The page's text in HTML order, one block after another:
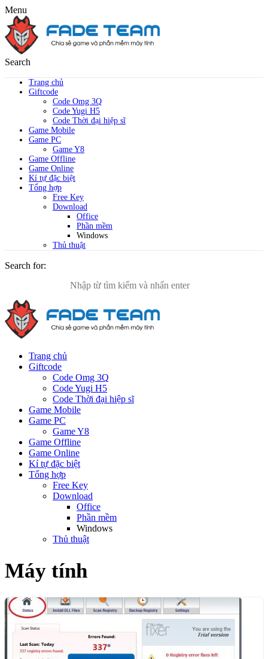
Menu
Search
Trang chủ
Giftcode
Code Omg 3Q
Code Yugi H5
Code Thời đại hiệp sĩ
Game Mobile
Game PC
Game Y8
Game Offline
Game Online
Kí tự đặc biệt
Tổng hợp
Free Key
Download
Office
Phần mềm
Windows
Thủ thuật
Search for:
Trang chủ
Giftcode
Code Omg 3Q
Code Yugi H5
Code Thời đại hiệp sĩ
Game Mobile
Game PC
Game Y8
Game Offline
Game Online
Kí tự đặc biệt
Tổng hợp
Free Key
Download
Office
Phần mềm
Windows
Thủ thuật
Máy tính